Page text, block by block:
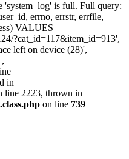
'system_log' is full. Full query:
errno, errstr, errfile,
VALUES
?cat_id=117&item_id=913',
left on device (28)',
in
line 2223, thrown in
on line 739